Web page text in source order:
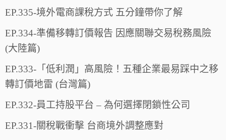
EP.335-境外電商課稅方式 五分鐘帶你了解
EP.334-準備移轉訂價報告 因應關聯交易稅務風險
(大陸篇)
EP.333-「低利潤」高風險！五種企業最易踩中之移
轉訂價地雷 (台灣篇)
EP.332-員工持股平台 – 為何選擇閉鎖性公司
EP.331-關稅戰衝擊 台商境外調整應對